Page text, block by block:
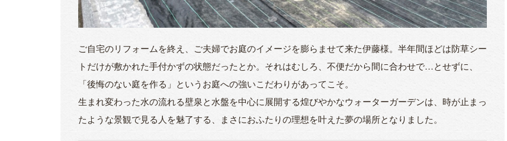
ご自宅のリフォームを終え、ご夫婦でお庭のイメージを膨らませて来た伊藤様。半年間ほどは防草シー
トだけが敷かれた手付かずの状態だったとか。それはむしろ、不便だから間に合わせで…とせずに、
「後悔のない庭を作る」というお庭への強いこだわりがあってこそ。
生まれ変わった水の流れる壁泉と水盤を中心に展開する煌びやかなウォーターガーデンは、時が止まっ
たような景観で見る人を魅了する、まさにおふたりの理想を叶えた夢の場所となりました。